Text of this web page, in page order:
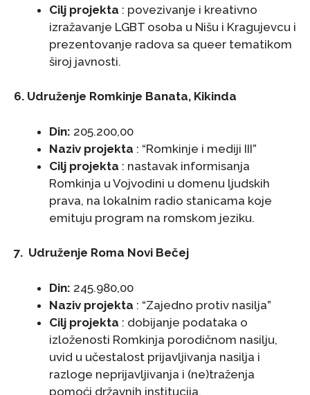
Cilj projekta : povezivanje i kreativno
izražavanje LGBT osoba u Nišu i Kragujevcu i
prezentovanje radova sa queer tematikom
široj javnosti.
6. Udruženje Romkinje Banata, Kikinda
Din: 205.200,00
Naziv projekta : “Romkinje i mediji III”
Cilj projekta : nastavak informisanja
Romkinja u Vojvodini u domenu ljudskih
prava, na lokalnim radio stanicama koje
emituju program na romskom jeziku.
7. Udruženje Roma Novi Bečej
Din: 245.980,00
Naziv projekta : “Zajedno protiv nasilja”
Cilj projekta : dobijanje podataka o
izloženosti Romkinja porodičnom nasilju,
uvid u učestalost prijavljivanja nasilja i
razloge neprijavljivanja i (ne)traženja
pomoći državnih institucija.